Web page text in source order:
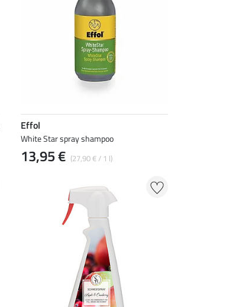
Effol
White Star spray shampoo
13,95 € (27,90 € / 1 l)